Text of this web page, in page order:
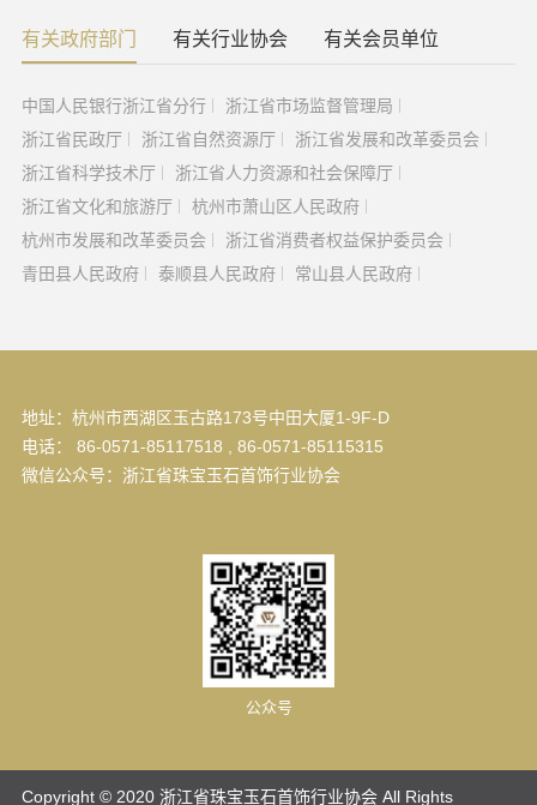
有关政府部门 有关行业协会 有关会员单位
中国人民银行浙江省分行
浙江省市场监督管理局
浙江省民政厅
浙江省自然资源厅
浙江省发展和改革委员会
浙江省科学技术厅
浙江省人力资源和社会保障厅
浙江省文化和旅游厅
杭州市萧山区人民政府
杭州市发展和改革委员会
浙江省消费者权益保护委员会
青田县人民政府
泰顺县人民政府 常山县人民政府
地址：杭州市西湖区玉古路173号中田大厦1-9F-D
电话： 86-0571-85117518 , 86-0571-85115315
微信公众号：浙江省珠宝玉石首饰行业协会
公众号
Copyright © 2020 浙江省珠宝玉石首饰行业协会 All Rights